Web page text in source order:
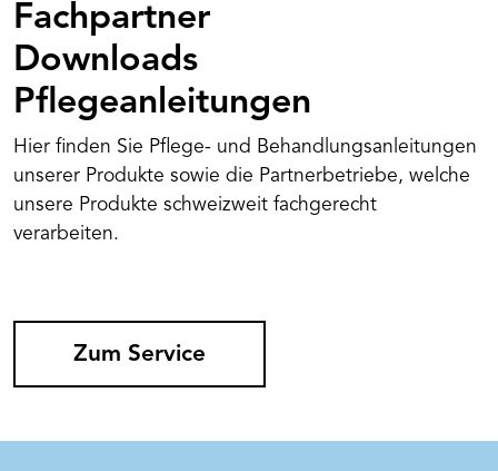
Fachpartner
Downloads
Pflege­anleitungen
Hier finden Sie Pflege- und Behandlungsanleitungen
unserer Produkte sowie die Partnerbetriebe, welche
unsere Produkte schweizweit fachgerecht
verarbeiten.
Zum Service